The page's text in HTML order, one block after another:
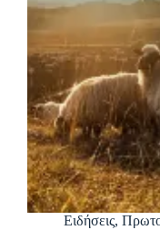
Ειδήσεις,